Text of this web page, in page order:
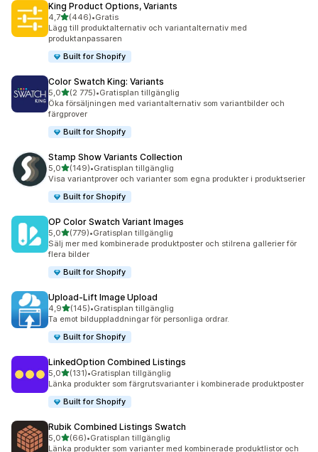
King Product Options, Variants
4,7av 5 stjärnor
(446)
446 recensioner totalt
•Gratis
Lägg till produktalternativ och variantalternativ med
produktanpassaren
Built for Shopify
Color Swatch King: Variants
5,0av 5 stjärnor
(2 775)
2775 recensioner totalt
•Gratisplan tillgänglig
Öka försäljningen med variantalternativ som variantbilder och
färgprover
Built for Shopify
Stamp Show Variants Collection
5,0av 5 stjärnor
(149)
149 recensioner totalt
•Gratisplan tillgänglig
Visa variantprover och varianter som egna produkter i produktserier
Built for Shopify
OP Color Swatch Variant Images
5,0av 5 stjärnor
(779)
779 recensioner totalt
•Gratisplan tillgänglig
Sälj mer med kombinerade produktposter och stilrena gallerier för
flera bilder
Built for Shopify
Upload‑Lift Image Upload
4,9av 5 stjärnor
(145)
145 recensioner totalt
•Gratisplan tillgänglig
Ta emot bilduppladdningar för personliga ordrar.
Built for Shopify
LinkedOption Combined Listings
5,0av 5 stjärnor
(131)
131 recensioner totalt
•Gratisplan tillgänglig
Länka produkter som färgrutsvarianter i kombinerade produktposter
Built for Shopify
Rubik Combined Listings Swatch
5,0av 5 stjärnor
(66)
66 recensioner totalt
•Gratisplan tillgänglig
Länka produkter som varianter med kombinerade produktlistor och